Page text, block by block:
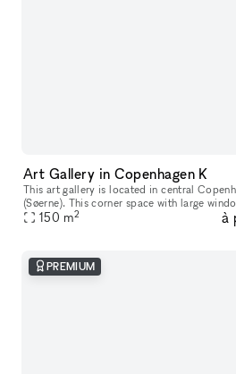
Art Gallery in Copenhagen K
This art gallery is located in central
(Søerne). This corner space with large
towards the street, and is suitable for both
150 m2 à
PREMIUM